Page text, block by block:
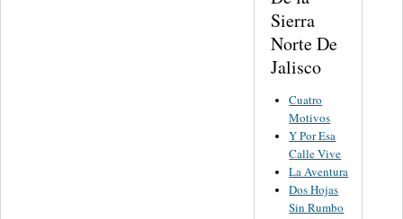
Sierra
Norte De
Jalisco
Cuatro
Motivos
Y Por Esa
Calle Vive
La Aventura
Dos Hojas
Sin Rumbo